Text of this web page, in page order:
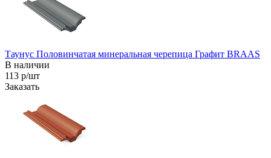
Таунус Половинчатая минеральная черепица Графит BRAAS
В наличии
113 р/шт
Заказать